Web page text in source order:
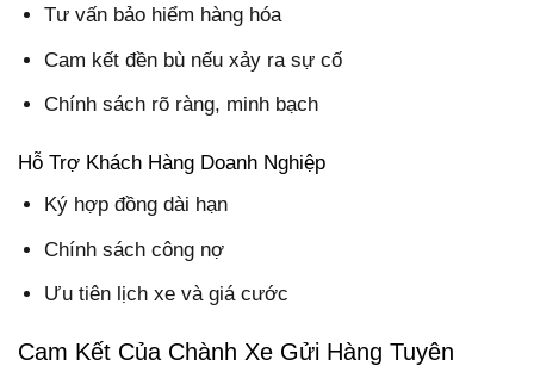
Tư vấn bảo hiểm hàng hóa
Cam kết đền bù nếu xảy ra sự cố
Chính sách rõ ràng, minh bạch
Hỗ Trợ Khách Hàng Doanh Nghiệp
Ký hợp đồng dài hạn
Chính sách công nợ
Ưu tiên lịch xe và giá cước
Cam Kết Của Chành Xe Gửi Hàng Tuyên